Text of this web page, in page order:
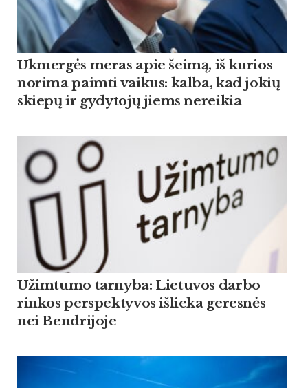
Ukmergės meras apie šeimą, iš kurios
norima paimti vaikus: kalba, kad jokių
skiepų ir gydytojų jiems nereikia
Užimtumo tarnyba: Lietuvos darbo
rinkos perspektyvos išlieka geresnės
nei Bendrijoje